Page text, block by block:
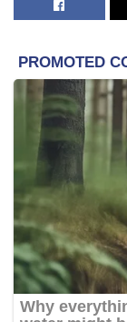
Kuala Kangsar.
batu api yang
untuk mengapi-
Islam Melayu.
Pasti ada
melaga-lagakan
ini.
Kebetulan
membentangkan
Undang-
Matlamat RUU